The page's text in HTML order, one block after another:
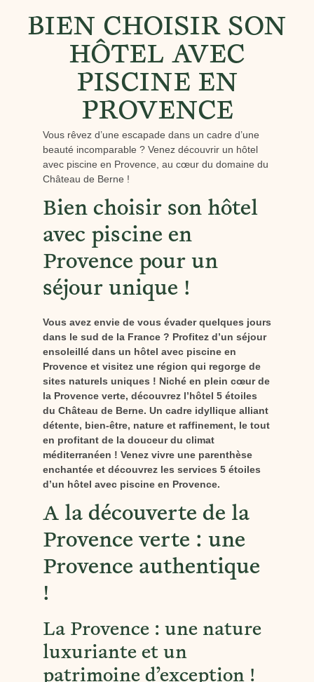
BIEN CHOISIR SON
HÔTEL AVEC
PISCINE EN
PROVENCE
Vous rêvez d’une escapade dans un cadre d’une
beauté incomparable ? Venez découvrir un hôtel
avec piscine en Provence, au cœur du domaine du
Château de Berne !
Bien choisir son hôtel
avec piscine en
Provence pour un
séjour unique !
Vous avez envie de vous évader quelques jours
dans le sud de la France ? Profitez d’un séjour
ensoleillé dans un hôtel avec piscine en
Provence et visitez une région qui regorge de
sites naturels uniques ! Niché en plein cœur de
la Provence verte, découvrez l’hôtel 5 étoiles
du Château de Berne. Un cadre idyllique alliant
détente, bien-être, nature et raffinement, le tout
en profitant de la douceur du climat
méditerranéen ! Venez vivre une parenthèse
enchantée et découvrez les services 5 étoiles
d’un hôtel avec piscine en Provence.
A la découverte de la
Provence verte : une
Provence authentique
!
La Provence : une nature
luxuriante et un
patrimoine d’exception !